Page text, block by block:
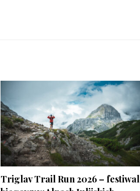
Triglav Trail Run 2026 – festiwal